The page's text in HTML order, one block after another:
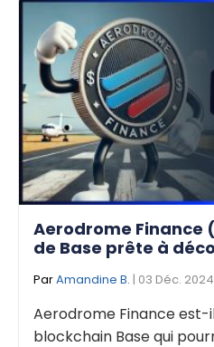
Aerodrome Finance
de Base prête à
ParAmandine B. | 03 Déc. 2024
Aerodrome Finance est-
blockchain Base qui